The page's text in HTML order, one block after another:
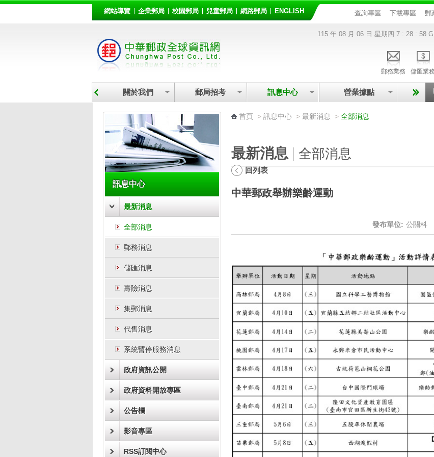
網站導覽 企業郵局 校園郵局 兒童郵局 網路郵局 ENGLISH 查詢專區 下載專區 郵
115 年 08 月 06 日 星期四 7 : 28 : 58
郵務業務 儲匯業務
關於我們 郵局招考 訊息中心
營業據點
訊息中心
最新消息
全部消息
郵務消息
儲匯消息
壽險消息
集郵消息
代售消息
系統暫停服務消息
政府資訊公開
政府資料開放專區
公告欄
影音專區
RSS訂閱中心
首頁 > 訊息中心 > 最新消息 > 全部消息
最新消息 全部消息
回列表
中華郵政舉辦樂齡運動
發布單位: 公關科